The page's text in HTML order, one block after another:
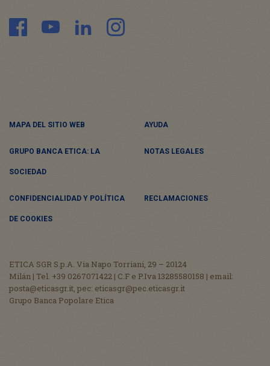
MAPA DEL SITIO WEB AYUDA
GRUPO BANCA ETICA: LA
SOCIEDAD
NOTAS LEGALES
CONFIDENCIALIDAD Y POLÍTICA
DE COOKIES
RECLAMACIONES
ETICA SGR S.p.A. Via Napo Torriani, 29 – 20124
Milán | Tel. +39 0267071422 | C.F e P.Iva 13285580158 | email:
posta@eticasgr.it, pec: eticasgr@pec.eticasgr.it
Grupo Banca Popolare Etica